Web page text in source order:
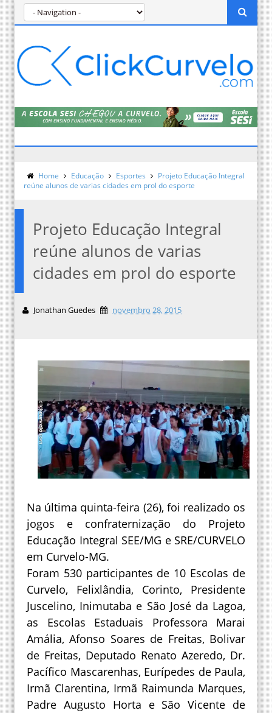
Home Educação Esportes
Projeto Educação Integral
reúne alunos de varias cidades em prol do esporte
Projeto Educação Integral
reúne alunos de varias
cidades em prol do esporte
Jonathan Guedes novembro 28, 2015
Na última quinta-feira (26), foi realizado os
jogos e confraternização do Projeto
Educação Integral SEE/MG e SRE/CURVELO
em Curvelo-MG.
Foram 530 participantes de 10 Escolas de
Curvelo, Felixlândia, Corinto, Presidente
Juscelino, Inimutaba e São José da Lagoa,
as Escolas Estaduais Professora Marai
Amália, Afonso Soares de Freitas, Bolivar
de Freitas, Deputado Renato Azeredo, Dr.
Pacífico Mascarenhas, Eurípedes de Paula,
Irmã Clarentina, Irmã Raimunda Marques,
Padre Augusto Horta e São Vicente de